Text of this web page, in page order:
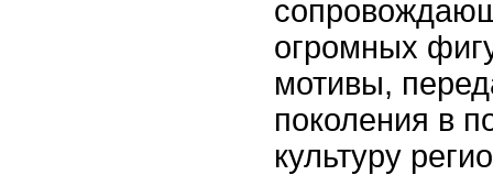
огромных
мотивы,
поколения в
культуру